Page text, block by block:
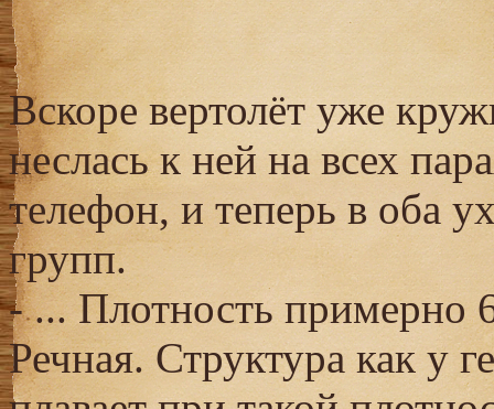
Вскоре вертолёт уже
неслась к ней на всех
телефон, и теперь в оба
групп.
- ... Плотность примерно
Речная. Структура как у